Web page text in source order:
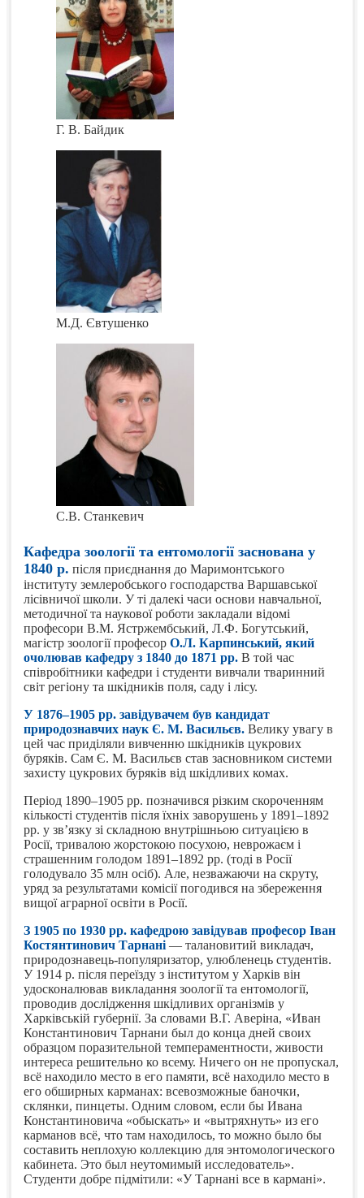
Г. В. Байдик
М.Д. Євтушенко
С.В. Станкевич
Кафедра зоології та ентомології заснована у
1840 р. після приєднання до Маримонтського
інституту землеробського господарства Варшавської
лісівничої школи. У ті далекі часи основи навчальної,
методичної та наукової роботи закладали відомі
професори В.М. Ястржембський, Л.Ф. Богутський,
магістр зоології професор О.Л. Карпинський, який
очолював кафедру з 1840 до 1871 рр. В той час
співробітники кафедри і студенти вивчали тваринний
світ регіону та шкідників поля, саду і лісу.
У 1876–1905 рр. завідувачем був кандидат
природознавчих наук Є. М. Васильєв. Велику увагу в
цей час приділяли вивченню шкідників цукрових
буряків. Сам Є. М. Васильєв став засновником системи
захисту цукрових буряків від шкідливих комах.
Період 1890–1905 рр. позначився різким скороченням
кількості студентів після їхніх заворушень у 1891–1892
рр. у зв’язку зі складною внутрішньою ситуацією в
Росії, тривалою жорстокою посухою, неврожаєм і
страшенним голодом 1891–1892 рр. (тоді в Росії
голодувало 35 млн осіб). Але, незважаючи на скруту,
уряд за результатами комісії погодився на збереження
вищої аграрної освіти в Росії.
З 1905 по 1930 рр. кафедрою завідував професор Іван
Костянтинович Тарнані — талановитий викладач,
природознавець-популяризатор, улюбленець студентів.
У 1914 р. після переїзду з інститутом у Харків він
удосконалював викладання зоології та ентомології,
проводив дослідження шкідливих організмів у
Харківській губернії. За словами В.Г. Аверіна, «Иван
Константинович Тарнани был до конца дней своих
образцом поразительной темпераментности, живости
интереса решительно ко всему. Ничего он не пропускал,
всё находило место в его памяти, всё находило место в
его обширных карманах: всевозможные баночки,
склянки, пинцеты. Одним словом, если бы Ивана
Константиновича «обыскать» и «вытряхнуть» из его
карманов всё, что там находилось, то можно было бы
составить неплохую коллекцию для энтомологического
кабинета. Это был неутомимый исследователь».
Студенти добре підмітили: «У Тарнані все в кармані».